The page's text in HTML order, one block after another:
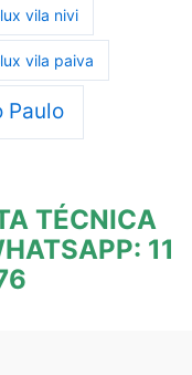
vila nivi
vila paiva
Paulo
TÉCNICA
11